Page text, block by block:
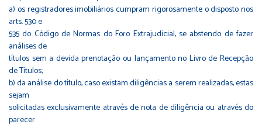
a) os registradores imobiliários cumpram rigorosamente o disposto nos
arts. 530 e
535 do Código de Normas do Foro Extrajudicial, se abstendo de fazer
análises de
títulos sem a devida prenotação ou lançamento no Livro de Recepção
de Títulos;
b) da análise do título, caso existam diligências a serem realizadas, estas
sejam
solicitadas exclusivamente através de nota de diligência ou através do
parecer